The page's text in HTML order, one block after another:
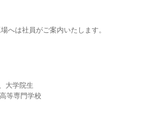
へは社員がご案内いたします。
大学院生
等専門学校